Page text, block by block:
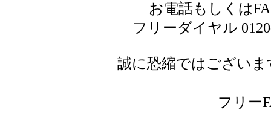
お電話もしくは
フリーダイヤル
誠に恐縮ではござい
フリー